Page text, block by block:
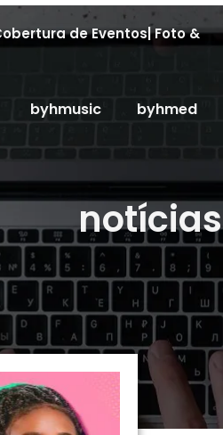
de Eventos| Foto &
byhmusic byhmed
notícias